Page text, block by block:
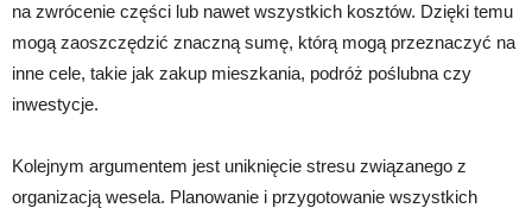
na zwrócenie części lub nawet wszystkich kosztów. Dzięki temu
mogą zaoszczędzić znaczną sumę, którą mogą przeznaczyć na
inne cele, takie jak zakup mieszkania, podróż poślubna czy
inwestycje.
Kolejnym argumentem jest uniknięcie stresu związanego z
organizacją wesela. Planowanie i przygotowanie wszystkich